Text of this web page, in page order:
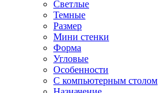
Светлые
Темные
Размер
Мини стенки
Форма
Угловые
Особенности
С компьютерным столом